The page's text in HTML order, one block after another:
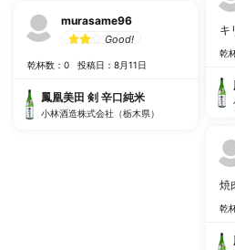
キ
乾
murasame96
Good!
乾杯数：0 投稿日：8月11日
鳳凰美田 剣 辛口純米
小林酒造株式会社（栃木県）
焼
乾